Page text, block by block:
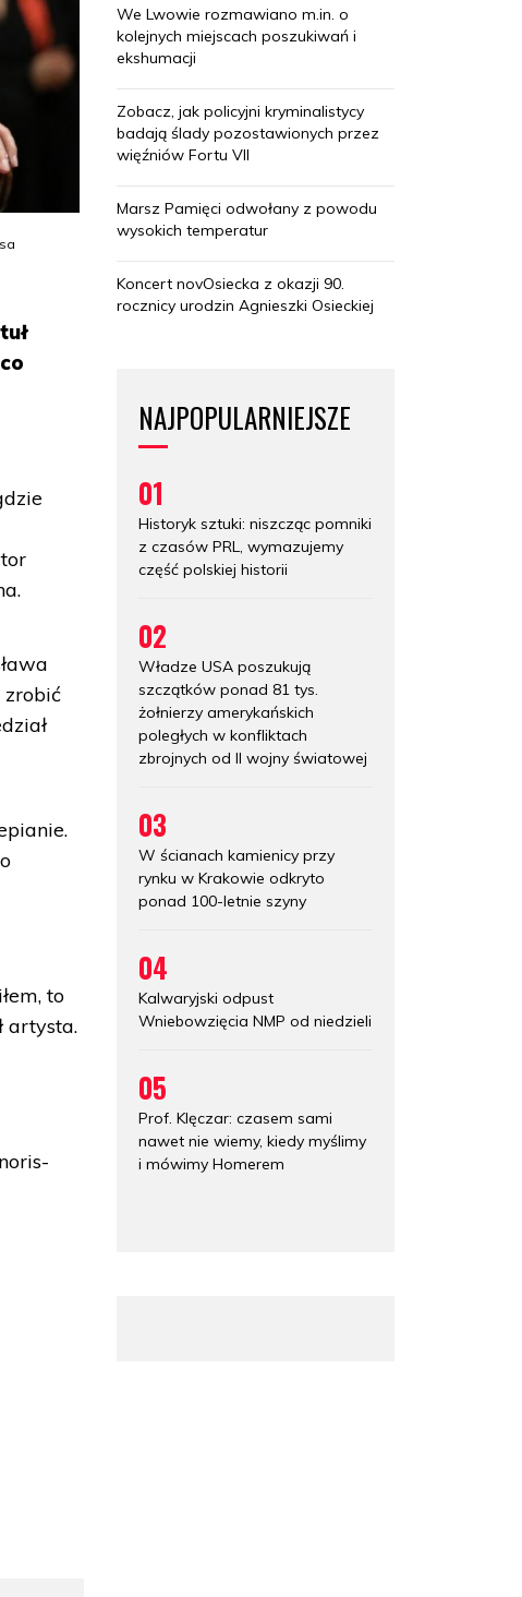
zrobić
to
artysta.
We Lwowie rozmawiano m.in. o
kolejnych miejscach poszukiwań i
ekshumacji
Zobacz, jak policyjni kryminalistycy
badają ślady pozostawionych przez
więźniów Fortu VII
Marsz Pamięci odwołany z powodu
wysokich temperatur
Koncert novOsiecka z okazji 90.
rocznicy urodzin Agnieszki Osieckiej
NAJPOPULARNIEJSZE
01
Historyk sztuki: niszcząc pomniki
z czasów PRL, wymazujemy
część polskiej historii
02
Władze USA poszukują
szczątków ponad 81 tys.
żołnierzy amerykańskich
poległych w konfliktach
zbrojnych od II wojny światowej
03
W ścianach kamienicy przy
rynku w Krakowie odkryto
ponad 100-letnie szyny
04
Kalwaryjski odpust
Wniebowzięcia NMP od niedzieli
05
Prof. Klęczar: czasem sami
nawet nie wiemy, kiedy myślimy
i mówimy Homerem